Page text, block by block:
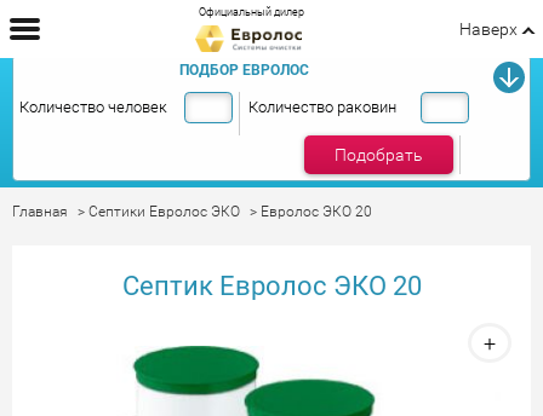
Официальный дилер
Наверх
ПОДБОР ЕВРОЛОС
Количество человек Количество раковин
Подобрать
Главная Септики Евролос ЭКО Евролос ЭКО 20
Септик Евролос ЭКО 20